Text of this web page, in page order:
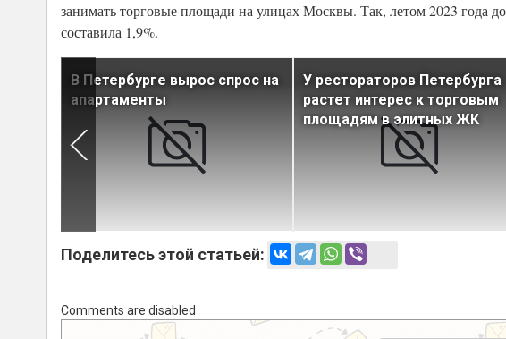
занимать торговые площади на улицах Москвы. Так, летом 2023 года
составила 1,9%.
В Петербурге вырос спрос на
апартаменты
У рестораторов Петербурга
растет интерес к торговым
площадям в элитных ЖК
Поделитесь этой статьей:
Comments are disabled